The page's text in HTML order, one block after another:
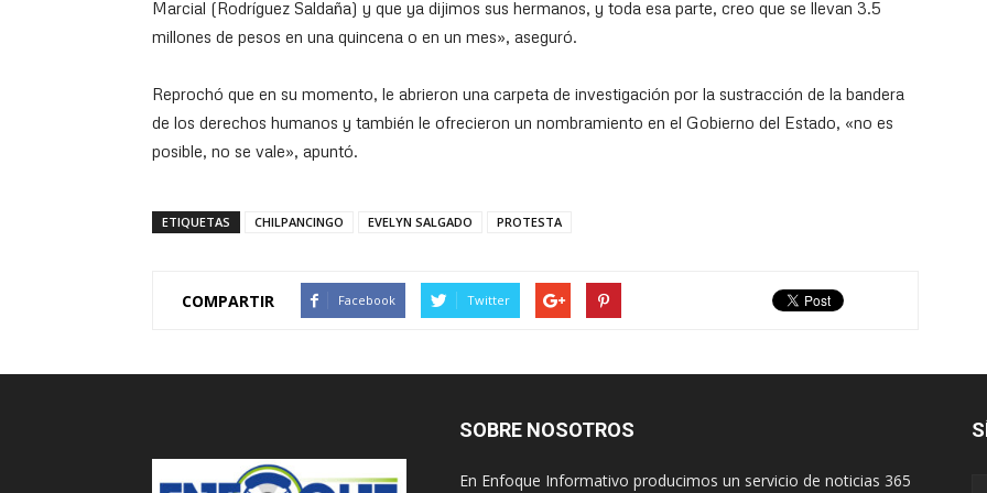
Marcial (Rodríguez Saldaña) y que ya dijimos sus hermanos, y toda esa parte, creo que se llevan 3.5
millones de pesos en una quincena o en un mes», aseguró.
Reprochó que en su momento, le abrieron una carpeta de investigación por la sustracción de la bandera
de los derechos humanos y también le ofrecieron un nombramiento en el Gobierno del Estado, «no es
posible, no se vale», apuntó.
ETIQUETAS CHILPANCINGO EVELYN SALGADO PROTESTA
COMPARTIR Facebook Twitter
SOBRE NOSOTROS
En Enfoque Informativo producimos un servicio de noticias 365